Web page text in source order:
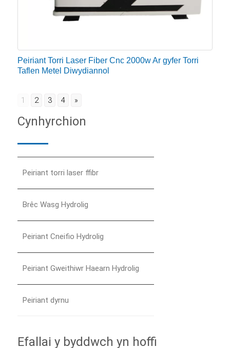
Peiriant Torri Laser Fiber Cnc 2000w Ar gyfer Torri
Taflen Metel Diwydiannol
1 2 3 4 »
Cynhyrchion
Peiriant torri laser ffibr
Brêc Wasg Hydrolig
Peiriant Cneifio Hydrolig
Peiriant Gweithiwr Haearn Hydrolig
Peiriant dyrnu
Efallai y byddwch yn hoffi